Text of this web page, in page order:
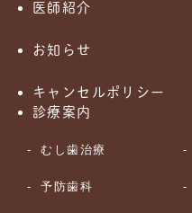
医師紹介
お知らせ
キャンセルポリシー
診療案内
むし歯治療
予防歯科